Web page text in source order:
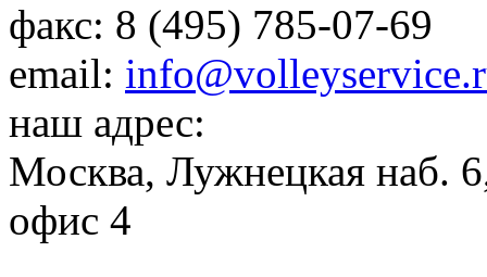
факс: 8 (495) 785-07-69
email:
наш адрес:
Москва, Лужнецкая наб.
офис 4